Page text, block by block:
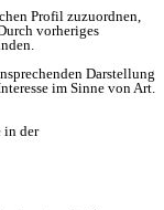
Profil zuzuordnen,
vorheriges
Darstellung
im Sinne von Art.
in der